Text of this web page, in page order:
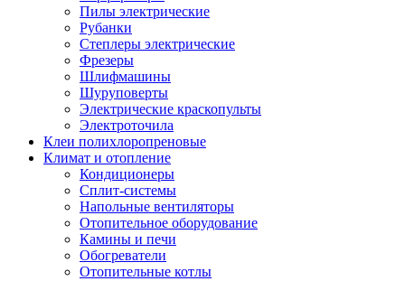
Пилы электрические
Рубанки
Степлеры электрические
Фрезеры
Шлифмашины
Шуруповерты
Электрические краскопульты
Электроточила
Клеи полихлоропреновые
Климат и отопление
Кондиционеры
Сплит-системы
Напольные вентиляторы
Отопительное оборудование
Камины и печи
Обогреватели
Отопительные котлы